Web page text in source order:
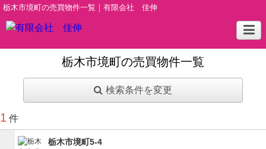
栃木市境町の売買物件一覧｜有限会社 佳伸
栃木市境町の売買物件一覧
検索条件を変更
1 件
栃木市境町5-4